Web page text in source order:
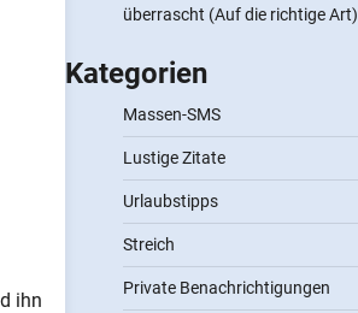
ihn
überrascht (Auf die richtige Art)
Kategorien
Massen-SMS
Lustige Zitate
Urlaubstipps
Streich
Private Benachrichtigungen